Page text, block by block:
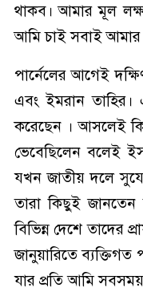
থাকব। আমার মূল
আমি চাই সবাই আমার
পার্নেলের আগেই
এবং ইমরান তা‌হির।
করেছেন । আসলেই কি
ভেবেছিলেন বলেই
যখন জাতীয় দ‌লে
তারা কিছুই জানতেন
বি‌ভিন্ন দে‌শে তা‌দের‌
জানুয়ারিতে
যার প্রতি আমি